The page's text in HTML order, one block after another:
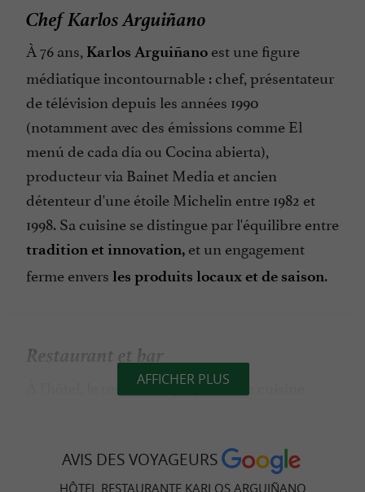
Chef Karlos Arguiñano
À 76 ans, Karlos Arguiñano est une figure
médiatique incontournable : chef, présentateur
de télévision depuis les années 1990
(notamment avec des émissions comme El
menú de cada día ou Cocina abierta),
producteur via Bainet Media et ancien
détenteur d'une étoile Michelin entre 1982 et
1998. Sa cuisine se distingue par l'équilibre entre
tradition et innovation, et un engagement
ferme envers les produits locaux et de saison.
Restaurant et bar
À l'hôtel, le restaurant propose une cuisine
l'essence même dela gastronomie basque
contemporaine,directement inspirée du
AFFICHER PLUS
AVIS DES VOYAGEURS
HÔTEL RESTAURANTE KARLOS ARGUIÑANO